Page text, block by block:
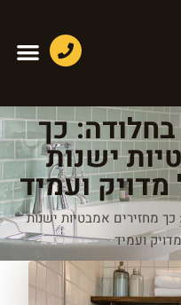
כך
ישנות
ועמיד
מחזירים אמבטיות ישנות
ועמיד